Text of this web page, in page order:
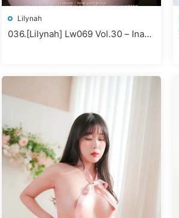
Lilynah
036.[Lilynah] Lw069 Vol.30 – Inah